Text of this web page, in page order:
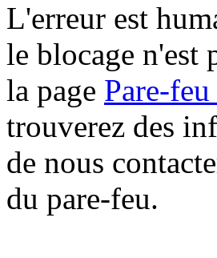
L'erreur est
le blocage n'est
la page Pare-
trouverez des
de nous
du pare-feu.